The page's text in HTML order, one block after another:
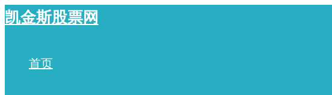
跳
至
凯金斯股票网
首页